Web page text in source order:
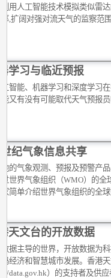
用人工智能技术模拟类似雷
,扩阔对强对流天气的监察范围
学习与临近预报
智能、机器学习和深度学习
又有没有可能取代天气预报员
纪气象信息共享
的气象观测、预报及预警产
世界气象组织（WMO）的全
简单介绍世界气象组织的全
天文台的开放数据
据主导的世界，开放数据为
经济和智慧城市发展。香港
data.gov.hk）的支持者及供